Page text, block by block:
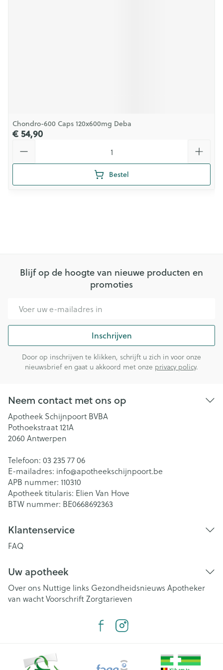
Chondro-600 Caps 120x600mg Deba
€ 54,90
Bestel
Blijf op de hoogte van nieuwe producten en
promoties
Inschrijven
Door op inschrijven te klikken, schrijft u zich in voor onze
nieuwsbrief en gaat u akkoord met onze privacy policy.
Neem contact met ons op
Apotheek Schijnpoort BVBA
Pothoekstraat 121A
2060 Antwerpen
Telefoon: 03 235 77 06
E-mailadres: info@apotheekschijnpoort.be
APB nummer: 110310
Apotheek titularis: Elien Van Hove
BTW nummer: BE0668692363
Klantenservice
FAQ
Uw apotheek
Over ons Nuttige links Gezondheidsnieuws Apotheker
van wachtVoorschriftZorgtarieven